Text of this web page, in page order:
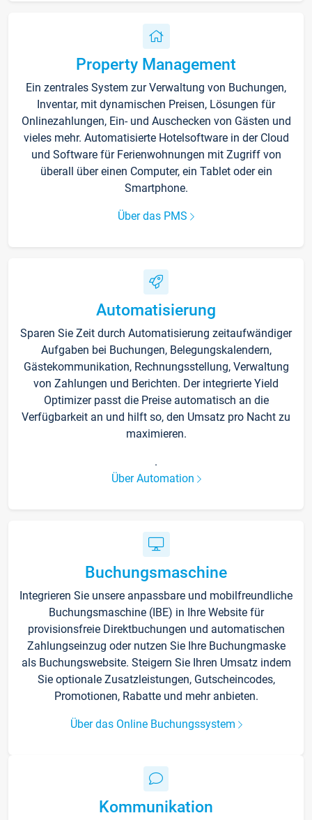
Property Management
Ein zentrales System zur Verwaltung von Buchungen,
Inventar, mit dynamischen Preisen, Lösungen für
Onlinezahlungen, Ein- und Auschecken von Gästen und
vieles mehr. Automatisierte Hotelsoftware in der Cloud
und Software für Ferienwohnungen mit Zugriff von
überall über einen Computer, ein Tablet oder ein
Smartphone.
Über das PMS
Automatisierung
Sparen Sie Zeit durch Automatisierung zeitaufwändiger
Aufgaben bei Buchungen, Belegungskalendern,
Gästekommunikation, Rechnungsstellung, Verwaltung
von Zahlungen und Berichten. Der integrierte Yield
Optimizer passt die Preise automatisch an die
Verfügbarkeit an und hilft so, den Umsatz pro Nacht zu
maximieren.
.
Über Automation
Buchungsmaschine
Integrieren Sie unsere anpassbare und mobilfreundliche
Buchungsmaschine (IBE) in Ihre Website für
provisionsfreie Direktbuchungen und automatischen
Zahlungseinzug oder nutzen Sie Ihre Buchungmaske
als Buchungswebsite. Steigern Sie Ihren Umsatz indem
Sie optionale Zusatzleistungen, Gutscheincodes,
Promotionen, Rabatte und mehr anbieten.
Über das Online Buchungssystem
Kommunikation